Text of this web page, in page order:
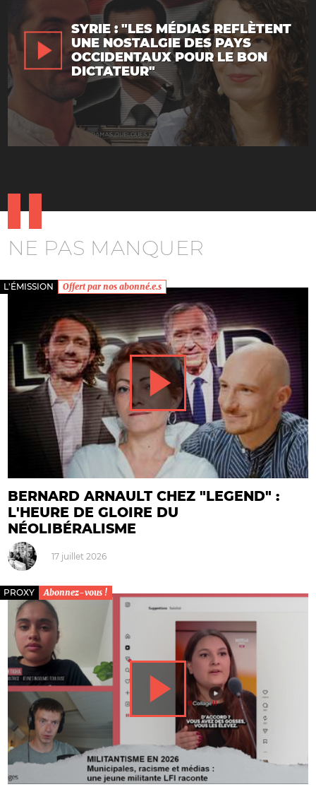
SYRIE : "LES MÉDIAS REFLÈTENT
UNE NOSTALGIE DES PAYS
OCCIDENTAUX POUR LE BON
DICTATEUR"
NE PAS MANQUER
L'ÉMISSION Offert par nos abonné.e.s
BERNARD ARNAULT CHEZ "LEGEND" :
L'HEURE DE GLOIRE DU
NÉOLIBÉRALISME
17 juillet 2026
PROXY Abonnez-vous !